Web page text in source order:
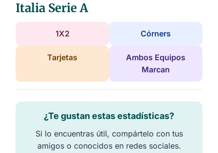
Italia Serie A
1X2 Córners
Tarjetas
Ambos Equipos
Marcan
¿Te gustan estas estadísticas?
Si lo encuentras útil, compártelo con tus
amigos o conocidos en redes sociales.